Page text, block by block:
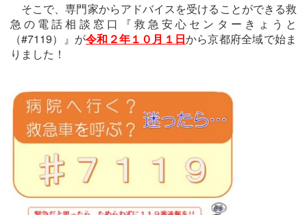
そこで、専門家からアドバイスを受けることができる救
急の電話相談窓口『救急安心センターきょうと
（#7119）』が令和２年１０月１日から京都府全域で始ま
りました！